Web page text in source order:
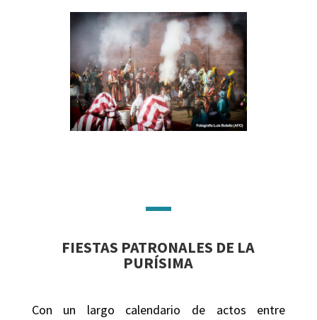
FIESTAS PATRONALES DE LA
PURÍSIMA
Con un largo calendario de actos entre